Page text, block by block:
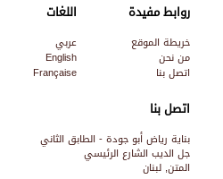
اتصل بنا
بناية رياض أبو جودة - الطابق الثاني
جل الديب الشارع الرئيسي
المتن, لبنان
روابط مفيدة
خريطة الموقع
من نحن
اتصل بنا
اللغات
عربي
English
Française